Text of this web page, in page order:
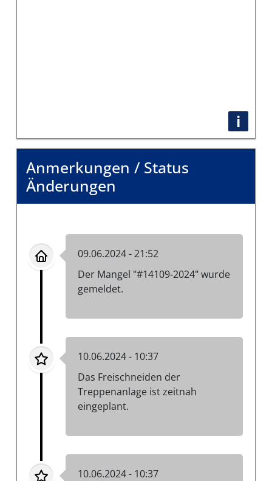
i
Anmerkungen / Status
Änderungen
09.06.2024 - 21:52
Der Mangel "#14109-2024" wurde
gemeldet.
10.06.2024 - 10:37
Das Freischneiden der
Treppenanlage ist zeitnah
eingeplant.
10.06.2024 - 10:37